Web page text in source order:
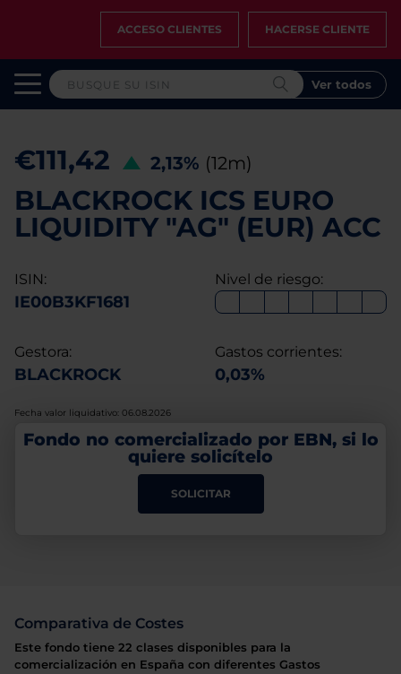
ACCESO CLIENTES HACERSE CLIENTE
Ver todos
€111,42 2,13% (12m)
BLACKROCK ICS EURO
LIQUIDITY "AG" (EUR) ACC
ISIN:
IE00B3KF1681
Nivel de riesgo:
Gestora:
BLACKROCK
Gastos corrientes:
0,03%
Fecha valor liquidativo: 06.08.2026
Fondo no comercializado por EBN, si lo
quiere solicítelo
SOLICITAR
Comparativa de Costes
Este fondo tiene 22 clases disponibles para la
comercialización en España con diferentes Gastos